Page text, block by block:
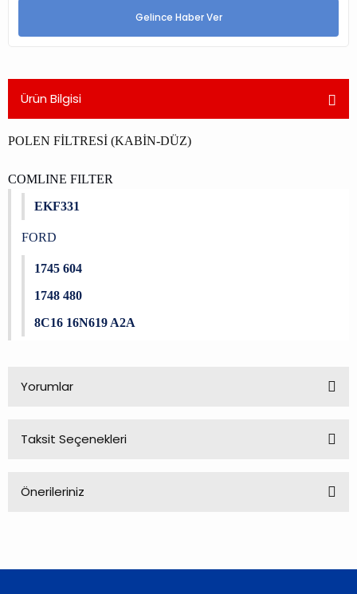
Gelince Haber Ver
Ürün Bilgisi
POLEN FİLTRESİ (KABİN-DÜZ)
COMLINE FILTER
EKF331
FORD
1745 604
1748 480
8C16 16N619 A2A
Yorumlar
Taksit Seçenekleri
Önerileriniz